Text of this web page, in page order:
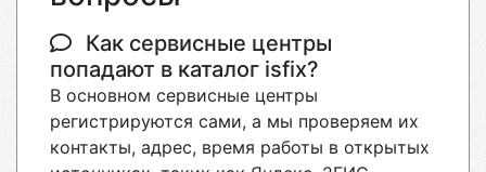
Как сервисные центры
попадают в каталог isfix?
В основном сервисные центры
регистрируются сами, а мы проверяем их
контакты, адрес, время работы в открытых